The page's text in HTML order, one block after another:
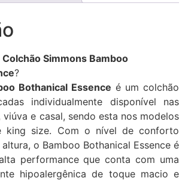
Colchão Simmons Bamboo
?
Bothanical Essence é um colchão
individualmente disponível nas
e casal, sendo esta nos modelos
king size. Com o nível de conforto
o Bamboo Bothanical Essence é
performance que conta com uma
hipoalergênica de toque macio e